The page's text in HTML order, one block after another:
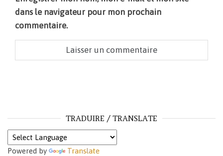
dans le navigateur pour mon prochain
commentaire.
TRADUIRE / TRANSLATE
Powered by Translate